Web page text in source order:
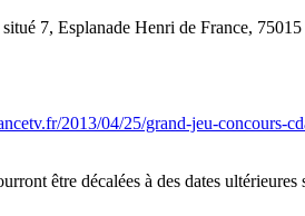
7, Esplanade Henri de France,
2013/04/25/grand-jeu-concours-
être décalées à des dates ultérieures